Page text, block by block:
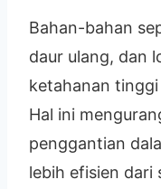
Bahan-bahan
daur ulang, dan
ketahanan
Hal ini
penggantian
lebih efisien dari